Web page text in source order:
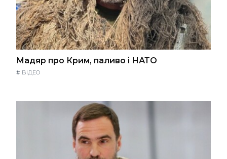
Мадяр про Крим, паливо і НАТО
# ВІДЕО